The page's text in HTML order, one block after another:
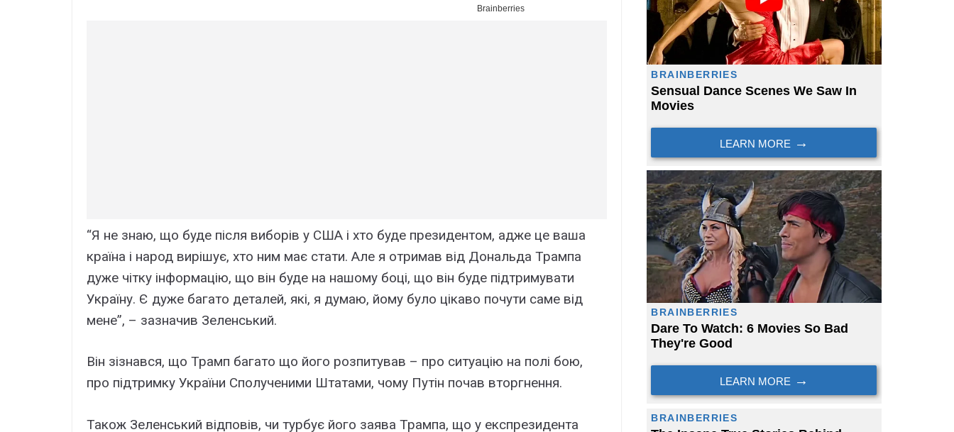
“Я не знаю, що буде після виборів у США і хто буде президентом, адже це ваша
країна і народ вирішує, хто ним має стати. Але я отримав від Дональда Трампа
дуже чітку інформацію, що він буде на нашому боці, що він буде підтримувати
Україну. Є дуже багато деталей, які, я думаю, йому було цікаво почути саме від
мене”, – зазначив Зеленський.
Він зізнався, що Трамп багато що його розпитував – про ситуацію на полі бою,
про підтримку України Сполученими Штатами, чому Путін почав вторгнення.
Також Зеленський відповів, чи турбує його заява Трампа, що у експрезидента